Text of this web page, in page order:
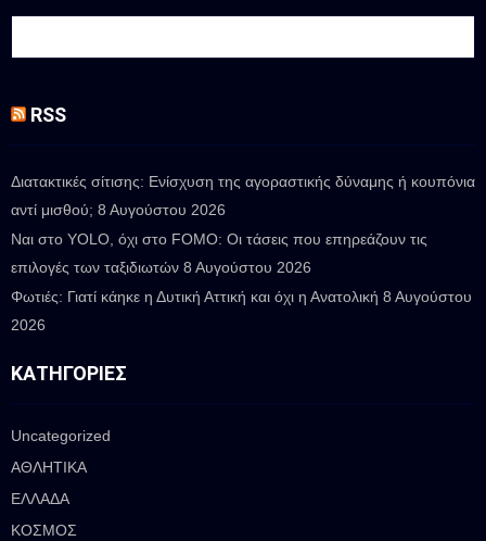
RSS
Διατακτικές σίτισης: Ενίσχυση της αγοραστικής δύναμης ή κουπόνια
αντί μισθού; 8 Αυγούστου 2026
Ναι στο YOLO, όχι στο FOMO: Οι τάσεις που επηρεάζουν τις
επιλογές των ταξιδιωτών 8 Αυγούστου 2026
Φωτιές: Γιατί κάηκε η Δυτική Αττική και όχι η Ανατολική 8 Αυγούστου
2026
ΚΑΤΗΓΟΡΊΕΣ
Uncategorized
ΑΘΛΗΤΙΚΑ
ΕΛΛΑΔΑ
ΚΟΣΜΟΣ